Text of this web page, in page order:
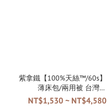
紫拿鐵【100%天絲™/60s】
薄床包/兩用被 台灣製
TENCEL™ Lyocel
NT$1,530 ~ NT$4,580